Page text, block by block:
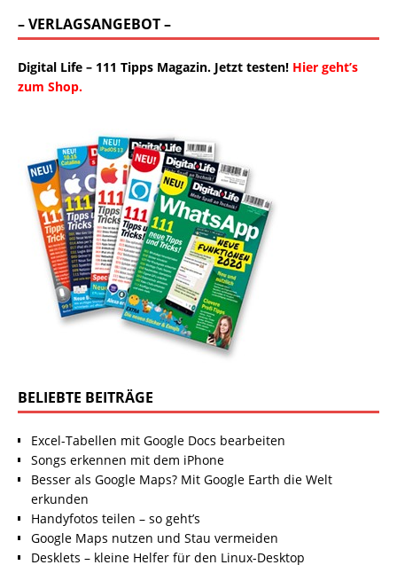
– VERLAGSANGEBOT –
Digital Life – 111 Tipps Magazin. Jetzt testen! Hier geht’s
zum Shop.
BELIEBTE BEITRÄGE
Excel-Tabellen mit Google Docs bearbeiten
Songs erkennen mit dem iPhone
Besser als Google Maps? Mit Google Earth die Welt
erkunden
Handyfotos teilen – so geht’s
Google Maps nutzen und Stau vermeiden
Desklets – kleine Helfer für den Linux-Desktop